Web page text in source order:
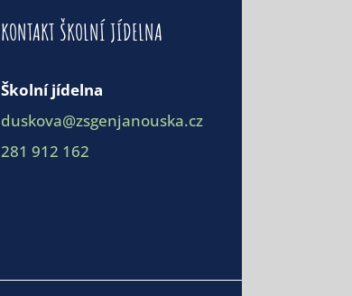
KONTAKT ŠKOLNÍ JÍDELNA
Školní jídelna
duskova@zsgenjanouska.cz
281 912 162